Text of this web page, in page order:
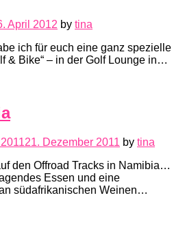
April 2012 by tina
ich für euch eine ganz spezielle
& Bike“ – in der Golf Lounge in…
21. Dezember 2011 by tina
den Offroad Tracks in Namibia…
Essen und eine
südafrikanischen Weinen…